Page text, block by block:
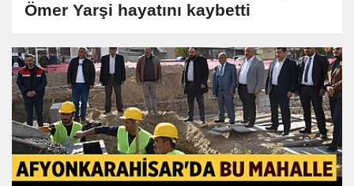
Ömer Yarşi hayatını kaybetti